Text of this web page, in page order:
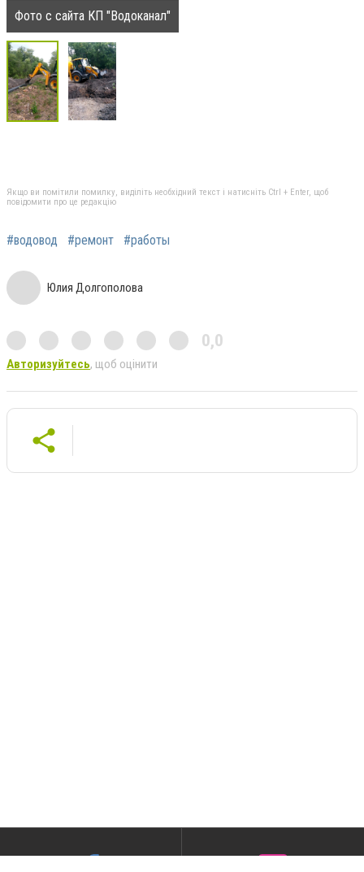
Фото с сайта КП "Водоканал"
Якщо ви помітили помилку, виділіть необхідний текст і натисніть Ctrl + Enter, щоб
повідомити про це редакцію
#водовод #ремонт #работы
Юлия Долгополова
0,0
Авторизуйтесь, щоб оцінити